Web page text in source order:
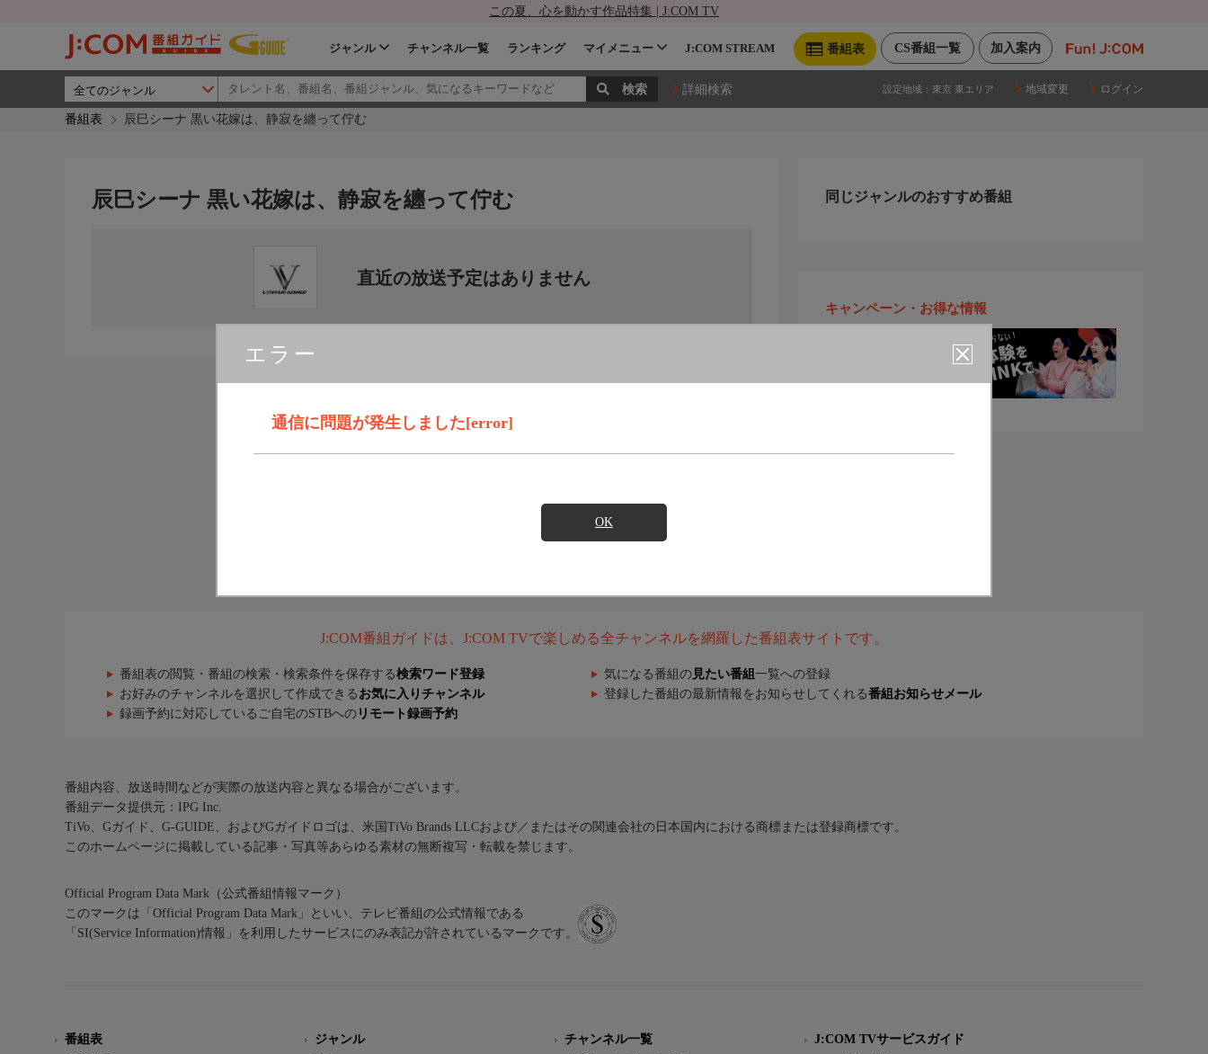
この夏、心を動かす作品特集 | J:COM TV
加入案内
CS番組一覧
番組表
ジャンル チャンネル一覧 ランキング マイメニュー J:COM STREAM
詳細検索 設定地域： 東京 東エリア 地域変更 ログイン
番組表 辰巳シーナ 黒い花嫁は、静寂を纏って佇む
エラー
通信に問題が発生しました[error]
OK
辰巳シーナ 黒い花嫁は、静寂を纏って佇む
直近の放送予定はありません
同じジャンルのおすすめ番組
キャンペーン・お得な情報
J:COM番組ガイドは、J:COM TVで楽しめる全チャンネルを網羅した番組表サイトです。
番組表の閲覧・番組の検索・検索条件を保存する検索ワード登録 気になる番組の 見たい番組 一覧への登録
お好みのチャンネルを選択して作成できる お気に入りチャンネル 登録した番組の最新情報をお知らせしてくれる番組お知らせメール
録画予約に対応しているご自宅のSTBへの リモート録画予約
番組内容、放送時間などが実際の放送内容と異なる場合がございます。
番組データ提供元：IPG Inc.
TiVo、Gガイド、G-GUIDE、およびGガイドロゴは、米国TiVo Brands LLCおよび／またはその関連会社の日本国内における商標または登録商標です。
このホームページに掲載している記事・写真等あらゆる素材の無断複写・転載を禁じます。
Official Program Data Mark（公式番組情報マーク）
このマークは「Official Program Data Mark」といい、テレビ番組の公式情報である
「SI(Service Information)情報」を利用したサービスにのみ表記が許されているマークです。
番組表
ジャンル
チャンネル一覧
J:COM TVサービスガイド